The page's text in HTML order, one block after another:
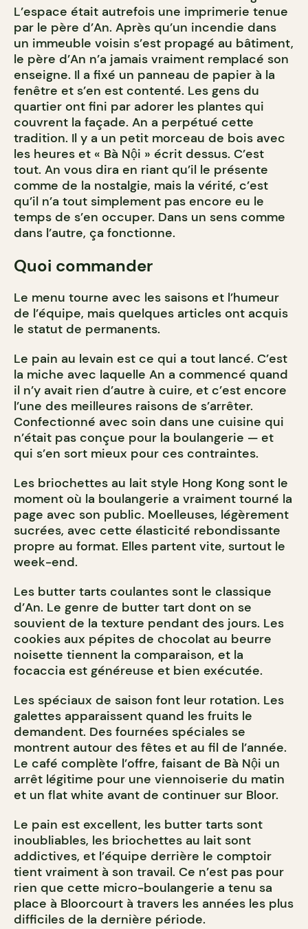
L’espace était autrefois une imprimerie tenue
par le père d’An. Après qu’un incendie dans
un immeuble voisin s’est propagé au bâtiment,
le père d’An n’a jamais vraiment remplacé son
enseigne. Il a fixé un panneau de papier à la
fenêtre et s’en est contenté. Les gens du
quartier ont fini par adorer les plantes qui
couvrent la façade. An a perpétué cette
tradition. Il y a un petit morceau de bois avec
les heures et « Bà Nội » écrit dessus. C’est
tout. An vous dira en riant qu’il le présente
comme de la nostalgie, mais la vérité, c’est
qu’il n’a tout simplement pas encore eu le
temps de s’en occuper. Dans un sens comme
dans l’autre, ça fonctionne.
Quoi commander
Le menu tourne avec les saisons et l’humeur
de l’équipe, mais quelques articles ont acquis
le statut de permanents.
Le pain au levain est ce qui a tout lancé. C’est
la miche avec laquelle An a commencé quand
il n’y avait rien d’autre à cuire, et c’est encore
l’une des meilleures raisons de s’arrêter.
Confectionné avec soin dans une cuisine qui
n’était pas conçue pour la boulangerie — et
qui s’en sort mieux pour ces contraintes.
Les briochettes au lait style Hong Kong sont le
moment où la boulangerie a vraiment tourné la
page avec son public. Moelleuses, légèrement
sucrées, avec cette élasticité rebondissante
propre au format. Elles partent vite, surtout le
week-end.
Les butter tarts coulantes sont le classique
d’An. Le genre de butter tart dont on se
souvient de la texture pendant des jours. Les
cookies aux pépites de chocolat au beurre
noisette tiennent la comparaison, et la
focaccia est généreuse et bien exécutée.
Les spéciaux de saison font leur rotation. Les
galettes apparaissent quand les fruits le
demandent. Des fournées spéciales se
montrent autour des fêtes et au fil de l’année.
Le café complète l’offre, faisant de Bà Nội un
arrêt légitime pour une viennoiserie du matin
et un flat white avant de continuer sur Bloor.
Le pain est excellent, les butter tarts sont
inoubliables, les briochettes au lait sont
addictives, et l’équipe derrière le comptoir
tient vraiment à son travail. Ce n’est pas pour
rien que cette micro-boulangerie a tenu sa
place à Bloorcourt à travers les années les plus
difficiles de la dernière période.